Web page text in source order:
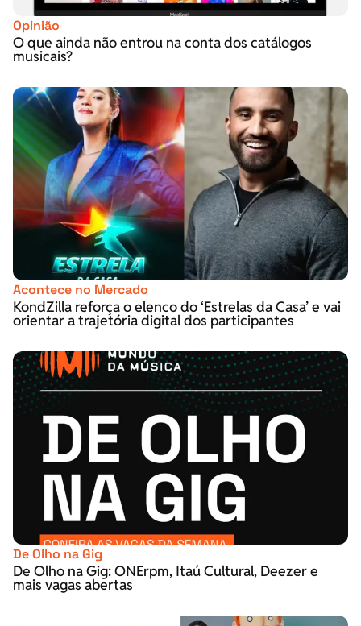
Opinião
O que ainda não entrou na conta dos catálogos
musicais?
Acontece no Mercado
KondZilla reforça o elenco do ‘Estrelas da Casa’ e vai
orientar a trajetória digital dos participantes
De Olho na Gig
De Olho na Gig: ONErpm, Itaú Cultural, Deezer e
mais vagas abertas